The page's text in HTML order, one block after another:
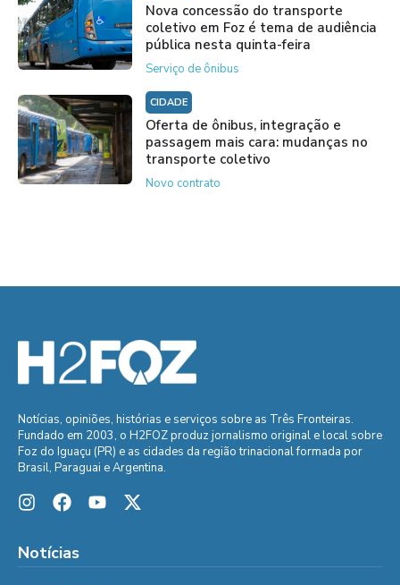
Nova concessão do transporte
coletivo em Foz é tema de audiência
pública nesta quinta-feira
Serviço de ônibus
CIDADE
Oferta de ônibus, integração e
passagem mais cara: mudanças no
transporte coletivo
Novo contrato
Notícias, opiniões, histórias e serviços sobre as Três Fronteiras.
Fundado em 2003, o H2FOZ produz jornalismo original e local sobre
Foz do Iguaçu (PR) e as cidades da região trinacional formada por
Brasil, Paraguai e Argentina.
Notícias